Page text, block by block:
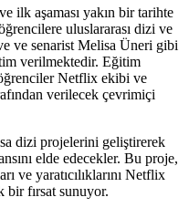
ilk aşaması yakın bir tarihte
uluslararası dizi ve
ve senarist Melisa Üneri gibi
verilmektedir. Eğitim
Netflix ekibi ve
verilecek çevrimiçi
dizi projelerini geliştirerek
elde edecekler. Bu proje,
ve yaratıcılıklarını Netflix
bir fırsat sunuyor.